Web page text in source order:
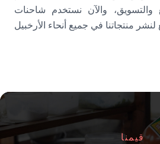
والتسويق، والآن نستخدم شاحنات
قيمنا